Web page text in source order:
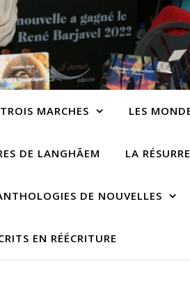
MARCHES LES
DE LANGHÃEM LA
DE NOUVELLES
EN RÉÉCRITURE